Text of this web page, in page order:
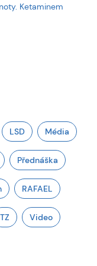
Ketaminem
LSD Média
Přednáška
RAFAEL
TZ Video